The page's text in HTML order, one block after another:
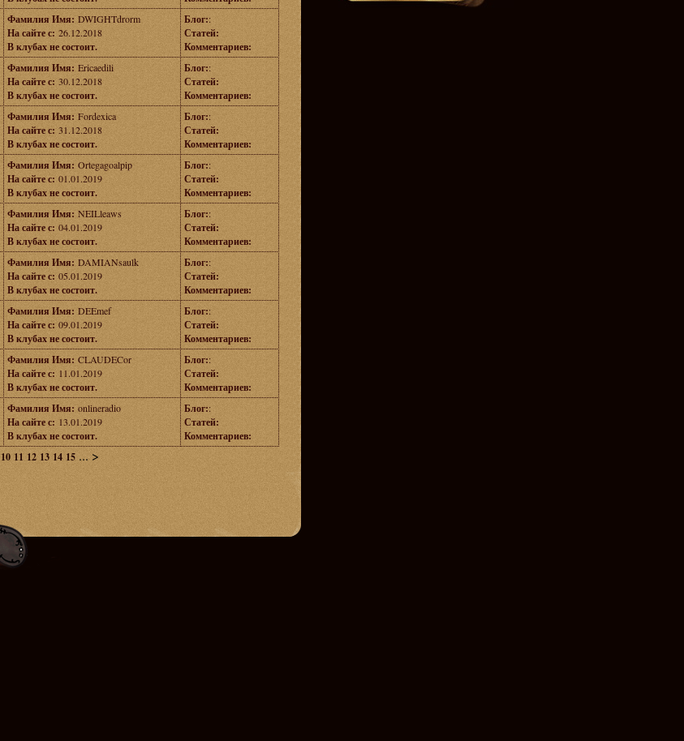
Фамилия Имя: DWIGHTdrorm
На сайте с: 26.12.2018
В клубах не состоит.
Блог::
Статей:
Комментариев:
Фамилия Имя: Ericaedili
На сайте с: 30.12.2018
В клубах не состоит.
Блог::
Статей:
Комментариев:
Фамилия Имя: Fordexica
На сайте с:31.12.2018
В клубах не состоит.
Блог::
Статей:
Комментариев:
Фамилия Имя: Ortegagoalpip
На сайте с:01.01.2019
В клубах не состоит.
Блог::
Статей:
Комментариев:
Фамилия Имя: NEILleaws
На сайте с: 04.01.2019
В клубах не состоит.
Блог::
Статей:
Комментариев:
Фамилия Имя: DAMIANsaulk
На сайте с: 05.01.2019
В клубах не состоит.
Блог::
Статей:
Комментариев:
Фамилия Имя: DEEmef
На сайте с:09.01.2019
В клубах не состоит.
Блог::
Статей:
Комментариев:
Фамилия Имя: CLAUDECor
На сайте с:11.01.2019
В клубах не состоит.
Блог::
Статей:
Комментариев:
Фамилия Имя: onlineradio
На сайте с: 13.01.2019
В клубах не состоит.
Блог::
Статей:
Комментариев:
10 11 12 13 14 15 ...>